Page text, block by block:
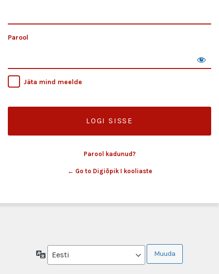
Parool
Jäta mind meelde
Parool kadunud?
← Go to Digiõpik I kooliaste
Keel